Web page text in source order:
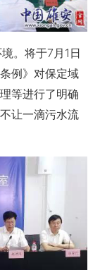
。将于7月1日
例》对保定域
等进行了明确
让一滴污水流